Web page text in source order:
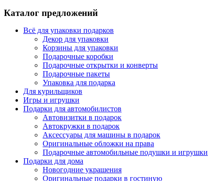
Каталог предложений
Всё для упаковки подарков
Декор для упаковки
Корзины для упаковки
Подарочные коробки
Подарочные открытки и конверты
Подарочные пакеты
Упаковка для подарка
Для курильщиков
Игры и игрушки
Подарки для автомобилистов
Автовизитки в подарок
Автокружки в подарок
Аксессуары для машины в подарок
Оригинальные обложки на права
Подарочные автомобильные подушки и игрушки
Подарки для дома
Новогодние украшения
Оригинальные подарки в гостиную